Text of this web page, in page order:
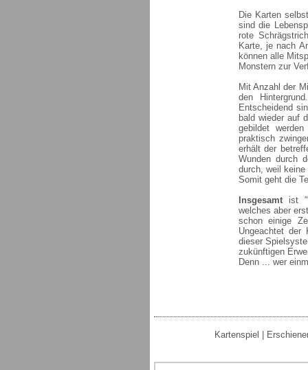
Die Karten
sind die
rote
Karte, je nach
können alle
Monstern zur
Mit Anzahl der
den
Entscheidend
bald wieder auf
gebildet
praktisch
erhält der
Wunden durch
durch, weil keine
Somit geht die
Insgesamtist
welches aber
schon einige
Ungeachtet der
dieser
zukünftigen
Denn ... wer
Kartenspiel |